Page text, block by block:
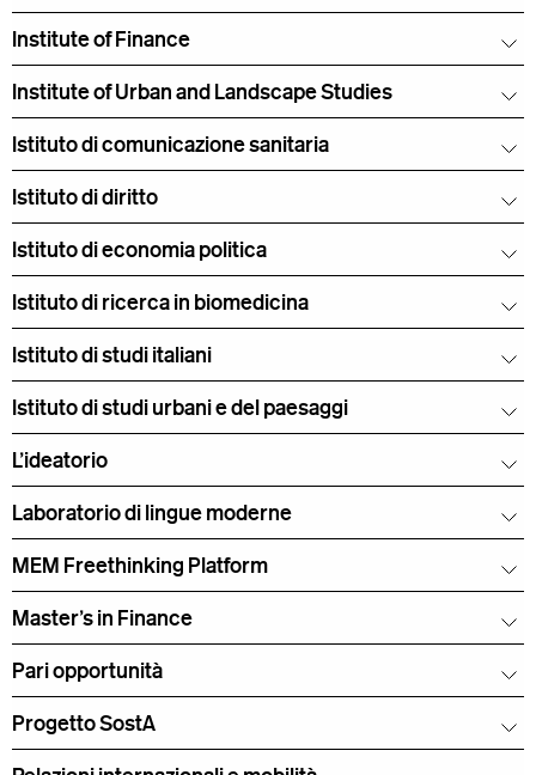
Institute of Finance
Institute of Urban and Landscape Studies
Istituto di comunicazione sanitaria
Istituto di diritto
Istituto di economia politica
Istituto di ricerca in biomedicina
Istituto di studi italiani
Istituto di studi urbani e del paesaggi
L'ideatorio
Laboratorio di lingue moderne
MEM Freethinking Platform
Master's in Finance
Pari opportunità
Progetto SostA